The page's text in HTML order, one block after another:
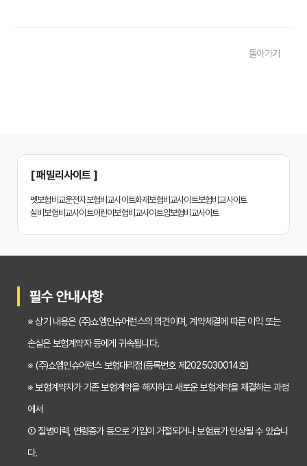
치아보험 비교사이트 똑똑하게 활용하는 3가지 꿀팁
치아보험 비교사이트 선택 전 반드시 알아야 할 5가지 핵심 질문
임플란트, 크라운 치료비 부담? 치아보험 비교사이트 활용법 및 보장꿀팁
2026년 치아보험, 가격 vs 보장! 비교 분석으로 나에게 딱 맞는 보험 찾기
돌아가기
[ 패밀리사이트 ]
펫보험비교운전자보험비교사이트화재보험비교사이트보험비교사이트
실비보험비교사이트어린이보험비교사이트암보험비교사이트
필수 안내사항
※ 상기 내용은 (주)쇼엠인슈어런스의 의견이며, 계약체결에 따른 이익 또는
손실은 보험계약자 등에게 귀속됩니다.
※ (주)쇼엠인슈어런스 보험대리점(등록번호 제2025030014호)
※ 보험계약자가 기존 보험계약을 해지하고 새로운 보험계약을 체결하는 과정
에서
① 질병이력, 연령증가 등으로 가입이 거절되거나 보험료가 인상될 수 있습니
다.